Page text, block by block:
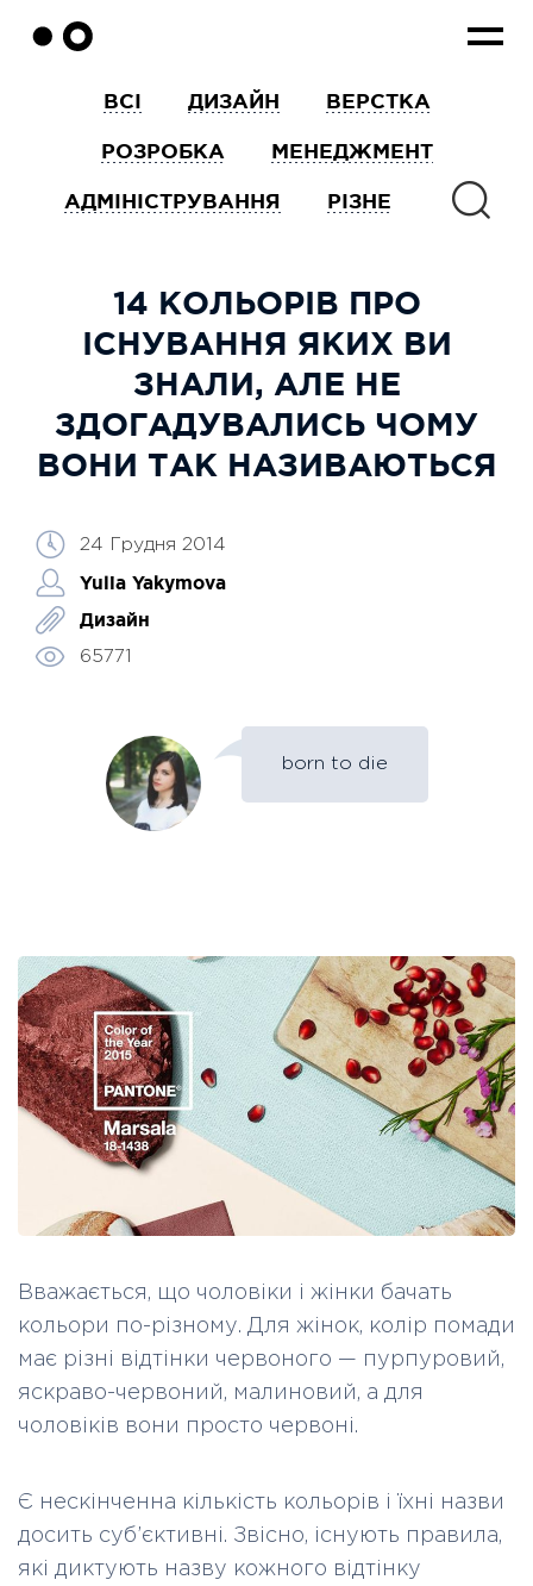
ВСІ ДИЗАЙН ВЕРСТКА
РОЗРОБКА МЕНЕДЖМЕНТ
АДМІНІСТРУВАННЯ РІЗНЕ
14 КОЛЬОРІВ ПРО
ІСНУВАННЯ ЯКИХ ВИ
ЗНАЛИ, АЛЕ НЕ
ЗДОГАДУВАЛИСЬ ЧОМУ
ВОНИ ТАК НАЗИВАЮТЬСЯ
24 Грудня 2014
Yulia Yakymova
Дизайн
65771
born to die
Вважається, що чоловіки і жінки бачать
кольори по-різному. Для жінок, колір помади
має різні відтінки червоного — пурпуровий,
яскраво-червоний, малиновий, а для
чоловіків вони просто червоні.
Є нескінченна кількість кольорів і їхні назви
досить суб’єктивні. Звісно, існують правила,
які диктують назву кожного відтінку